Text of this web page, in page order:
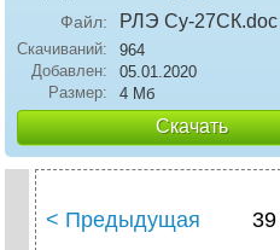
Файл: РЛЭ Су-27СК.doc
Скачиваний:
964
Добавлен:
05.01.2020
Размер:
4 Мб
Скачать
< Предыдущая